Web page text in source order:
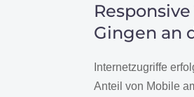
Gingen an
Internetzugriffe
Anteil von Mobile